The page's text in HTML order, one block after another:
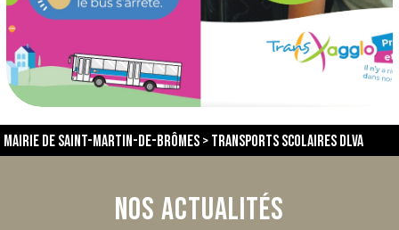
Mairie de Saint-Martin-de-Brômes>Transports scolaires DLVA
Nos Actualités